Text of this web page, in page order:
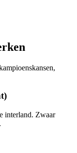
interland. Zwaar